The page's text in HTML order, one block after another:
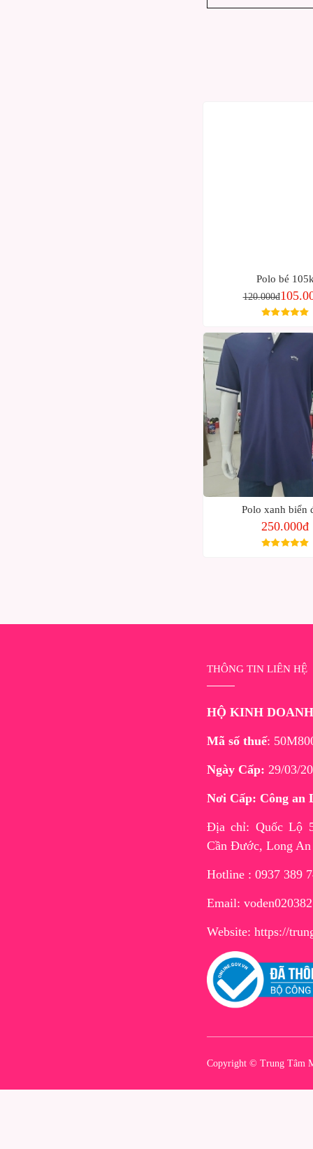
Polo bé
120.000đ
Polo xanh biển
250.000đ
THÔNG TIN LIÊN HỆ
HỘ KINH
Mã số thuế:
Ngày Cấp: 29/03/
Nơi Cấp: Công an
Địa chỉ: Quốc Lộ
Cần Đước, Long An
Hotline : 0937 389
Email:
Website: https://
Copyright © Trung Tâm